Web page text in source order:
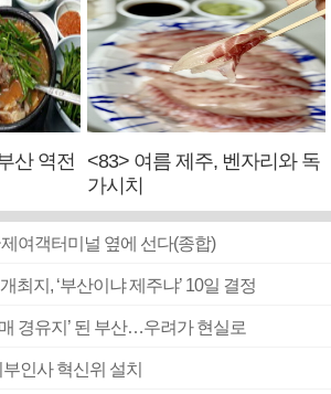
산 역전
<83> 여름 제주, 벤자리와 독
가시치
여객터미널 옆에 선다(종합)
최지, ‘부산이냐 제주냐’ 10일 결정
경유지’ 된 부산…우려가 현실로
인사 혁신위 설치